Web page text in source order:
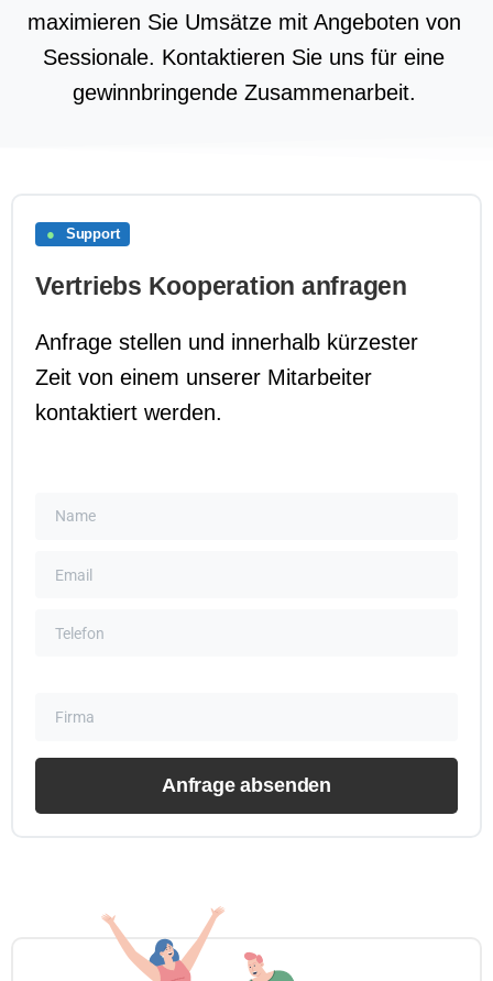
maximieren Sie Umsätze mit Angeboten von
Sessionale. Kontaktieren Sie uns für eine
gewinnbringende Zusammenarbeit.
● Support
Vertriebs Kooperation anfragen
Anfrage stellen und innerhalb kürzester
Zeit von einem unserer Mitarbeiter
kontaktiert werden.